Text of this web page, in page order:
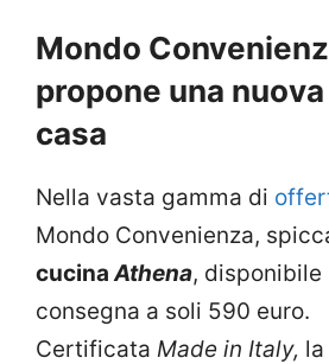
Mondo
propone una
casa
Nella vasta gamma di
Mondo Convenienza,
cucinaAthena, disponibile
consegna a soli 590 euro.
Certificata Made in Italy,